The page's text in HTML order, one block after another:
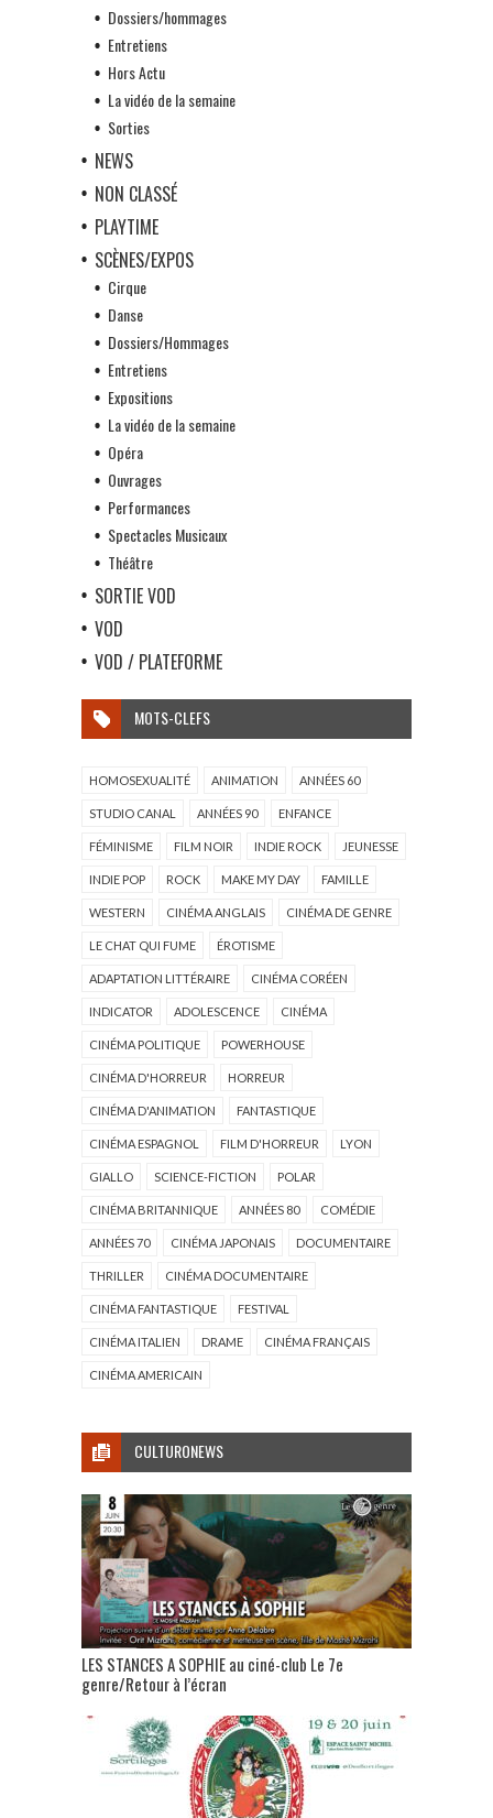
Dossiers/hommages
Entretiens
Hors Actu
La vidéo de la semaine
Sorties
NEWS
NON CLASSÉ
PLAYTIME
SCÈNES/EXPOS
Cirque
Danse
Dossiers/Hommages
Entretiens
Expositions
La vidéo de la semaine
Opéra
Ouvrages
Performances
Spectacles Musicaux
Théâtre
SORTIE VOD
VOD
VOD / PLATEFORME
MOTS-CLEFS
HOMOSEXUALITÉ ANIMATION ANNÉES 60
STUDIO CANAL ANNÉES 90 ENFANCE
FÉMINISME FILM NOIR INDIE ROCK JEUNESSE
INDIE POP ROCK MAKE MY DAY FAMILLE
WESTERN CINÉMA ANGLAIS CINÉMA DE GENRE
LE CHAT QUI FUME ÉROTISME
ADAPTATION LITTÉRAIRE CINÉMA CORÉEN
INDICATOR ADOLESCENCE CINÉMA
CINÉMA POLITIQUE POWERHOUSE
CINÉMA D'HORREUR HORREUR
CINÉMA D'ANIMATION FANTASTIQUE
CINÉMA ESPAGNOL FILM D'HORREUR LYON
GIALLO SCIENCE-FICTION POLAR
CINÉMA BRITANNIQUE ANNÉES 80 COMÉDIE
ANNÉES 70 CINÉMA JAPONAIS DOCUMENTAIRE
THRILLER CINÉMA DOCUMENTAIRE
CINÉMA FANTASTIQUE FESTIVAL
CINÉMA ITALIEN DRAME CINÉMA FRANÇAIS
CINÉMA AMERICAIN
CULTURONEWS
LES STANCES A SOPHIE au ciné-club Le 7e
genre/Retour à l’écran